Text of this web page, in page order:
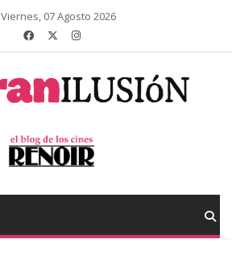
Viernes, 07 Agosto 2026